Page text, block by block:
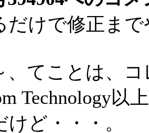
だけで修正ま
、てことは、
Technology
ど・・・。